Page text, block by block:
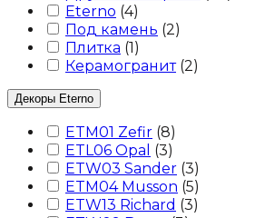
Eterno (4)
Под камень (2)
Плитка (1)
Керамогранит (2)
Декоры Eterno
ETM01 Zefir (8)
ETL06 Opal (3)
ETW03 Sander (3)
ETM04 Musson (5)
ETW13 Richard (3)